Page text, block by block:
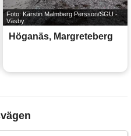
Foto: Kärstin Malmberg Persson/SGU -
Väsby
Höganäs, Margreteberg